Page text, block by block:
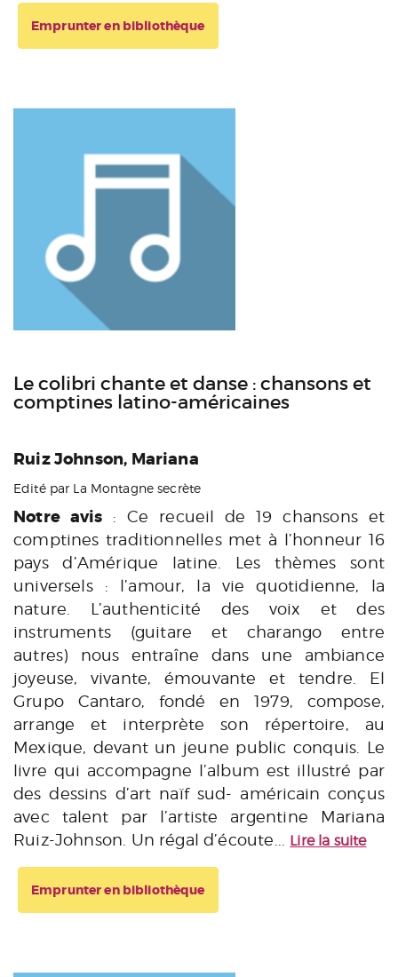
Emprunter en bibliothèque
Le colibri chante et danse : chansons et
comptines latino-américaines
Ruiz Johnson, Mariana
Edité par La Montagne secrète
Notre avis : Ce recueil de 19 chansons et
comptines traditionnelles met à l’honneur 16
pays d’Amérique latine. Les thèmes sont
universels : l’amour, la vie quotidienne, la
nature. L’authenticité des voix et des
instruments (guitare et charango entre
autres) nous entraîne dans une ambiance
joyeuse, vivante, émouvante et tendre. El
Grupo Cantaro, fondé en 1979, compose,
arrange et interprète son répertoire, au
Mexique, devant un jeune public conquis. Le
livre qui accompagne l’album est illustré par
des dessins d’art naïf sud- américain conçus
avec talent par l’artiste argentine Mariana
Ruiz-Johnson. Un régal d’écoute... Lire la suite
Emprunter en bibliothèque